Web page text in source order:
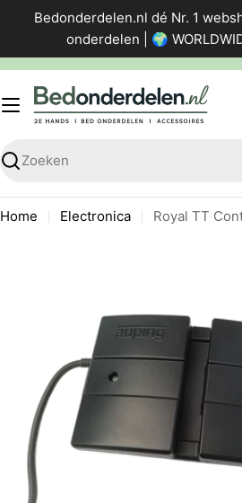
de
inhoud
Bedonderdelen.nl dé Nr. 1
onderdelen | 🌍
Zoeken
Home Electronica
Royal TT
0 zichtbaar in de afbeeldingen